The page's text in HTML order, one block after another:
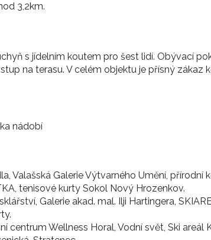
3,2km.
s jídelním koutem pro šest lidí. Obývací
na terasu. V celém objektu je přísný zákaz
nádobí
Valašská Galerie Výtvarného Umění, přírodní
tenisové kurty Sokol Nový Hrozenkov.
Galerie akad. mal. Ilji Hartingera,
centrum Wellness Horal, Vodní svět, Ski areál